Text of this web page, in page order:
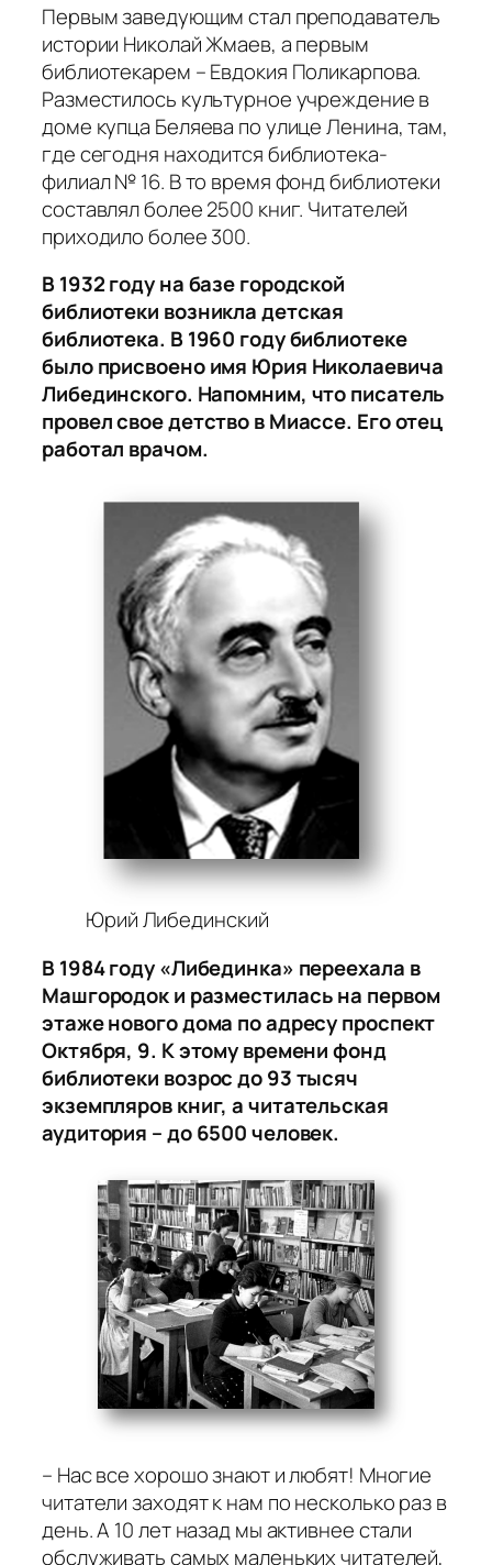
Первым заведующим стал преподаватель
истории Николай Жмаев, а первым
библиотекарем – Евдокия Поликарпова.
Разместилось культурное учреждение в
доме купца Беляева по улице Ленина, там,
где сегодня находится библиотека-
филиал № 16. В то время фонд библиотеки
составлял более 2500 книг. Читателей
приходило более 300.
В 1932 году на базе городской
библиотеки возникла детская
библиотека. В 1960 году библиотеке
было присвоено имя Юрия Николаевича
Либединского. Напомним, что писатель
провел свое детство в Миассе. Его отец
работал врачом.
Юрий Либединский
В 1984 году «Либединка» переехала в
Машгородок и разместилась на первом
этаже нового дома по адресу проспект
Октября, 9. К этому времени фонд
библиотеки возрос до 93 тысяч
экземпляров книг, а читательская
аудитория – до 6500 человек.
– Нас все хорошо знают и любят! Многие
читатели заходят к нам по несколько раз в
день. А 10 лет назад мы активнее стали
обслуживать самых маленьких читателей,